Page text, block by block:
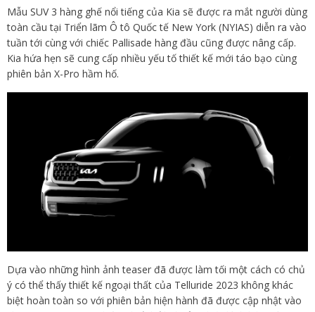
Mẫu SUV 3 hàng ghế nổi tiếng của Kia sẽ được ra mắt người dùng
toàn cầu tại Triển lãm Ô tô Quốc tế New York (NYIAS) diễn ra vào
tuần tới cùng với chiếc Pallisade hàng đầu cũng được nâng cấp.
Kia hứa hẹn sẽ cung cấp nhiều yếu tố thiết kế mới táo bạo cùng
phiên bản X-Pro hầm hố.
Dựa vào những hình ảnh teaser đã được làm tối một cách có chủ
ý có thể thấy thiết kế ngoại thất của Telluride 2023 không khác
biệt hoàn toàn so với phiên bản hiện hành đã được cập nhật vào